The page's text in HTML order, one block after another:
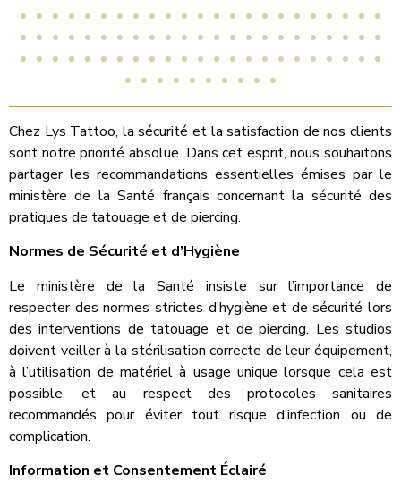
Chez Lys Tattoo, la sécurité et la satisfaction de nos clients
sont notre priorité absolue. Dans cet esprit, nous souhaitons
partager les recommandations essentielles émises par le
ministère de la Santé français concernant la sécurité des
pratiques de tatouage et de piercing.
Normes de Sécurité et d’Hygiène
Le ministère de la Santé insiste sur l’importance de
respecter des normes strictes d’hygiène et de sécurité lors
des interventions de tatouage et de piercing. Les studios
doivent veiller à la stérilisation correcte de leur équipement,
à l’utilisation de matériel à usage unique lorsque cela est
possible, et au respect des protocoles sanitaires
recommandés pour éviter tout risque d’infection ou de
complication.
Information et Consentement Éclairé